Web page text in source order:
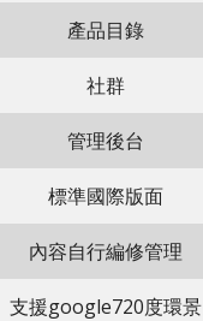
產品目錄
社群
管理後台
標準國際版面
內容自行編修管理
支援google720度環景